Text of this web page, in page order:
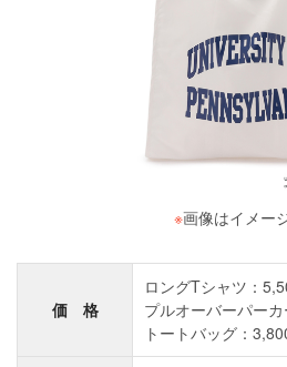
※画像はイメー
価 格
ロングTシャツ：
プルオーバーパー
トートバッグ：